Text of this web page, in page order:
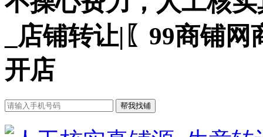
_店铺转让|〖99商铺
开店